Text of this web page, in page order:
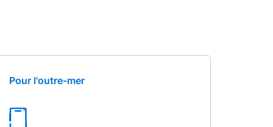
Pour l'outre-mer